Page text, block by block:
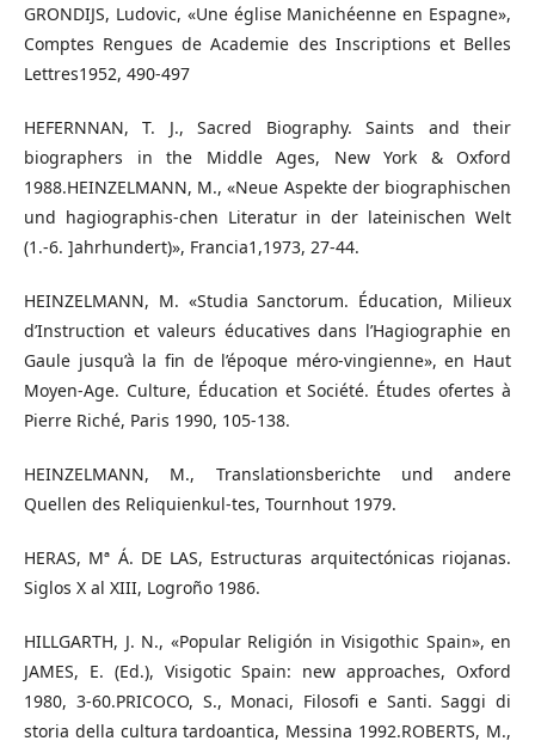
GRONDIJS, Ludovic, «Une église Manichéenne en Espagne»,
Comptes Rengues de Academie des Inscriptions et Belles
Lettres1952, 490-497
HEFERNNAN, T. J., Sacred Biography. Saints and their
biographers in the Middle Ages, New York & Oxford
1988.HEINZELMANN, M., «Neue Aspekte der biographischen
und hagiographis-chen Literatur in der lateinischen Welt
(1.-6. ]ahrhundert)», Francia1,1973, 27-44.
HEINZELMANN, M. «Studia Sanctorum. Éducation, Milieux
d’Instruction et valeurs éducatives dans l’Hagiographie en
Gaule jusqu’à la fin de l’époque méro-vingienne», en Haut
Moyen-Age. Culture, Éducation et Société. Études ofertes à
Pierre Riché, Paris 1990, 105-138.
HEINZELMANN, M., Translationsberichte und andere
Quellen des Reliquienkul-tes, Tournhout 1979.
HERAS, Mª Á. DE LAS, Estructuras arquitectónicas riojanas.
Siglos X al XIII, Logroño 1986.
HILLGARTH, J. N., «Popular Religión in Visigothic Spain», en
JAMES, E. (Ed.), Visigotic Spain: new approaches, Oxford
1980, 3-60.PRICOCO, S., Monaci, Filosofi e Santi. Saggi di
storia della cultura tardoantica, Messina 1992.ROBERTS, M.,